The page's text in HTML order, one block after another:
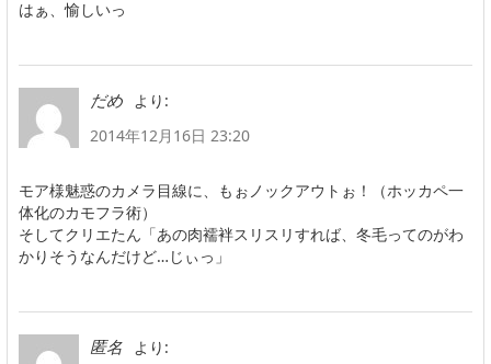
はぁ、愉しいっ
だめ
より:
2014年12月16日 23:20
モア様魅惑のカメラ目線に、もぉノックアウトぉ！（ホッカペ一
体化のカモフラ術）
そしてクリエたん「あの肉襦袢スリスリすれば、冬毛ってのがわ
かりそうなんだけど…じぃっ」
匿名
より: